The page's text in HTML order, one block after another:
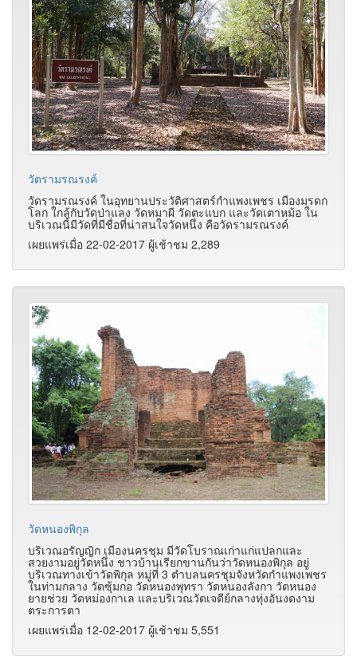
วัดรามรณรงค์
วัดรามรณรงค์ ในอุทยานประวัติศาสตร์กำแพงเพชร เมืองมรดก
โลก ใกล้กับวัดป่าแลง วัดหมาผี วัดตะแบก และวัดเตาหม้อ ใน
บริเวณนี้มีวัดที่มีชื่อที่น่าสนใจวัดหนึ่ง คือวัดรามรณรงค์
เผยแพร่เมื่อ 22-02-2017 ผู้เช้าชม 2,289
วัดหนองพิกุล
บริเวณอรัญญิก เมืองนครชุม มีวัดโบราณเก่าแก่แปลกและ
สวยงามอยู่วัดหนึ่ง ชาวบ้านเรียกขานกันว่าวัดหนองพิกุล อยู่
บริเวณทางเข้าวัดพิกุล หมู่ที่ 3 ตำบลนครชุมจังหวัดกำแพงเพชร
ในท่ามกลาง วัดซุ้มกอ วัดหนองพุทรา วัดหนองลังกา วัดหนอง
ยายช่วย วัดหม่องกาเล และบริเวณวัดเจดีย์กลางทุ่งอันงดงาม
ตระการตา
เผยแพร่เมื่อ 12-02-2017 ผู้เช้าชม 5,551